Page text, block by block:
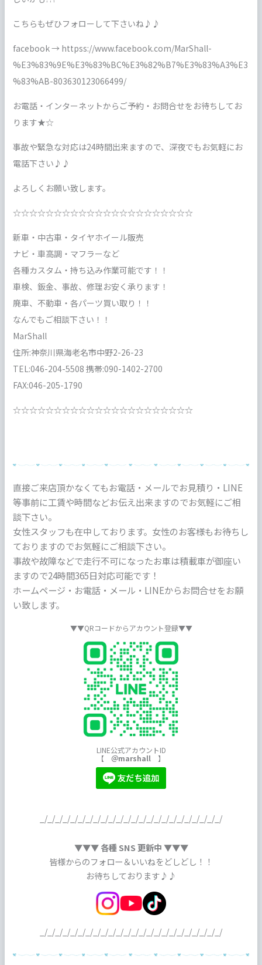
こちらもぜひフォローして下さいね♪♪
facebook → httpss://www.facebook.com/MarShall-
%E3%83%9E%E3%83%BC%E3%82%B7%E3%83%A3%E3
%83%AB-803630123066499/
お電話・インターネットからご予約・お問合せをお待ちしてお
ります★☆
事故や緊急な対応は24時間出来ますので、深夜でもお気軽にお
電話下さい♪♪
よろしくお願い致します。
☆☆☆☆☆☆☆☆☆☆☆☆☆☆☆☆☆☆☆☆☆☆
新車・中古車・タイヤホイール販売
ナビ・車高調・マフラーなど
各種カスタム・持ち込み作業可能です！！
車検、鈑金、事故、修理お安く承ります！
廃車、不動車・各パーツ買い取り！！
なんでもご相談下さい！！
MarShall
住所:神奈川県海老名市中野2-26-23
TEL:046-204-5508 携帯:090-1402-2700
FAX:046-205-1790
☆☆☆☆☆☆☆☆☆☆☆☆☆☆☆☆☆☆☆☆☆☆
直接ご来店頂かなくてもお電話・メールでお見積り・LINE
等事前に工賃や時間などお伝え出来ますのでお気軽にご相
談下さい。
女性スタッフも在中しております。女性のお客様もお待ちし
ておりますのでお気軽にご相談下さい。
事故や故障などで走行不可になったお車は積載車が御座い
ますので24時間365日対応可能です！
ホームページ・お電話・メール・LINEからお問合せをお願
い致します。
▼▼QRコードからアカウント登録▼▼
LINE公式アカウントID
【 ＠marshall 】
_/_/_/_/_/_/_/_/_/_/_/_/_/_/_/_/_/_/_/_/_/_/_/_/
▼▼▼ 各種 SNS 更新中 ▼▼▼
皆様からのフォロー＆いいねをどしどし！！
お待ちしております♪♪
_/_/_/_/_/_/_/_/_/_/_/_/_/_/_/_/_/_/_/_/_/_/_/_/